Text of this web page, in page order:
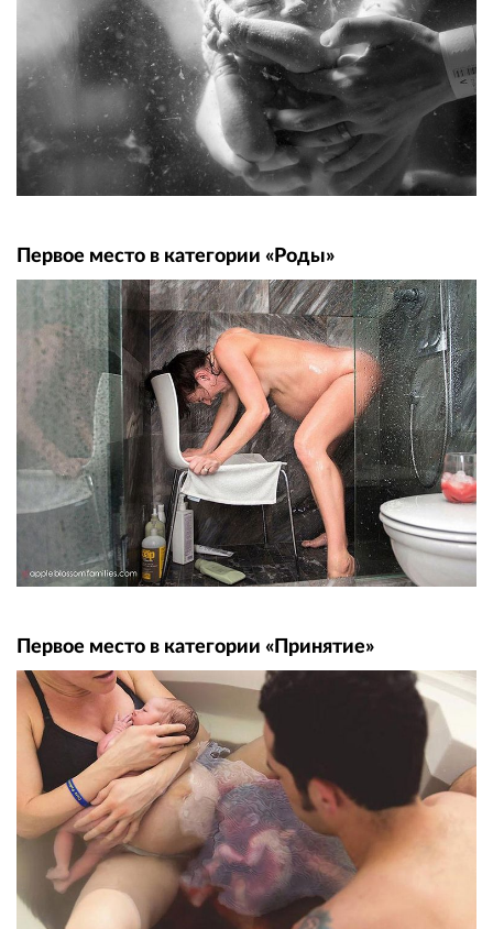
Первое место в категории «Роды»
Первое место в категории «Принятие»